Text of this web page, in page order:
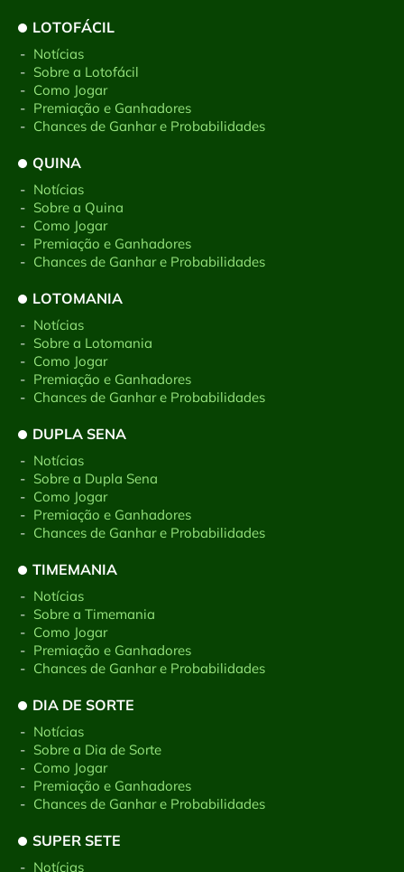
LOTOFÁCIL
- Notícias
- Sobre a Lotofácil
- Como Jogar
- Premiação e Ganhadores
- Chances de Ganhar e Probabilidades
QUINA
- Notícias
- Sobre a Quina
- Como Jogar
- Premiação e Ganhadores
- Chances de Ganhar e Probabilidades
LOTOMANIA
- Notícias
- Sobre a Lotomania
- Como Jogar
- Premiação e Ganhadores
- Chances de Ganhar e Probabilidades
DUPLA SENA
- Notícias
- Sobre a Dupla Sena
- Como Jogar
- Premiação e Ganhadores
- Chances de Ganhar e Probabilidades
TIMEMANIA
- Notícias
- Sobre a Timemania
- Como Jogar
- Premiação e Ganhadores
- Chances de Ganhar e Probabilidades
DIA DE SORTE
- Notícias
- Sobre a Dia de Sorte
- Como Jogar
- Premiação e Ganhadores
- Chances de Ganhar e Probabilidades
SUPER SETE
- Notícias